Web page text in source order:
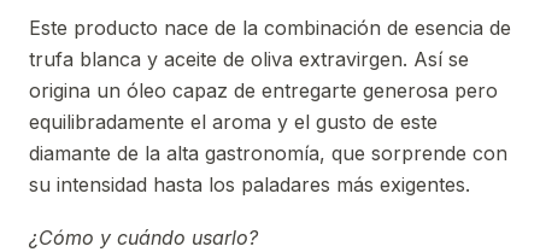
Este producto nace de la combinación de esencia de
trufa blanca y aceite de oliva extravirgen. Así se
origina un óleo capaz de entregarte generosa pero
equilibradamente el aroma y el gusto de este
diamante de la alta gastronomía, que sorprende con
su intensidad hasta los paladares más exigentes.
¿Cómo y cuándo usarlo?